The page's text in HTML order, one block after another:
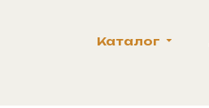
Каталог